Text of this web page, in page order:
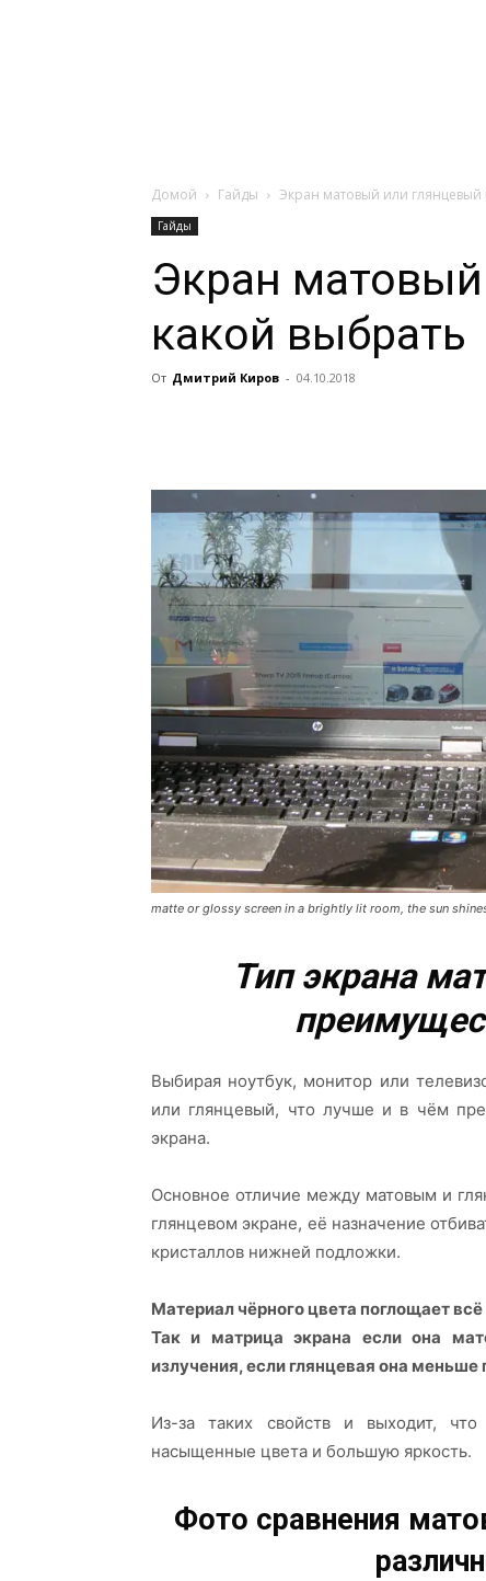
Домой Гайды Экран матовый или глянцевый
Гайды
Экран
какой выбрать
От Дмитрий Киров - 04.10.2018
matte or glossy screen in a brightly lit room, the sun
Тип экрана
Выбирая ноутбук, монитор или
или глянцевый, что лучше и в чём
экрана.
Основное отличие между матовым и
глянцевом экране, её назначение
кристаллов нижней подложки.
Материал чёрного цвета поглощает
Так и матрица экрана если она
излучения, если глянцевая она
Из-за таких свойств и выходит,
насыщенные цвета и большую яркость.
Фото сравнения